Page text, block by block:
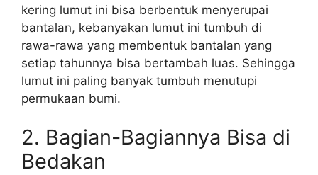
kering lumut ini bisa berbentuk menyerupai
bantalan, kebanyakan lumut ini tumbuh di
rawa-rawa yang membentuk bantalan yang
setiap tahunnya bisa bertambah luas. Sehingga
lumut ini paling banyak tumbuh menutupi
permukaan bumi.
2. Bagian-Bagiannya Bisa di
Bedakan